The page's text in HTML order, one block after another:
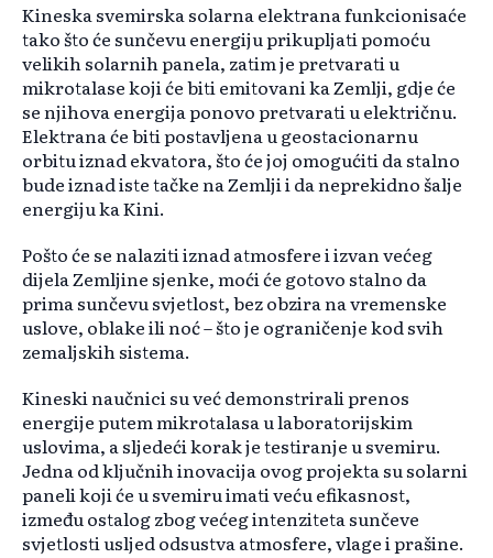
Kineska svemirska solarna elektrana funkcionisaće
tako što će sunčevu energiju prikupljati pomoću
velikih solarnih panela, zatim je pretvarati u
mikrotalase koji će biti emitovani ka Zemlji, gdje će
se njihova energija ponovo pretvarati u električnu.
Elektrana će biti postavljena u geostacionarnu
orbitu iznad ekvatora, što će joj omogućiti da stalno
bude iznad iste tačke na Zemlji i da neprekidno šalje
energiju ka Kini.
Pošto će se nalaziti iznad atmosfere i izvan većeg
dijela Zemljine sjenke, moći će gotovo stalno da
prima sunčevu svjetlost, bez obzira na vremenske
uslove, oblake ili noć – što je ograničenje kod svih
zemaljskih sistema.
Kineski naučnici su već demonstrirali prenos
energije putem mikrotalasa u laboratorijskim
uslovima, a sljedeći korak je testiranje u svemiru.
Jedna od ključnih inovacija ovog projekta su solarni
paneli koji će u svemiru imati veću efikasnost,
između ostalog zbog većeg intenziteta sunčeve
svjetlosti usljed odsustva atmosfere, vlage i prašine.